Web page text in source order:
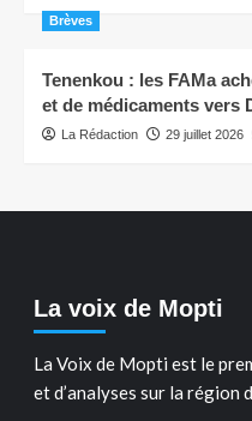
Brèves
Tenenkou : les FAMa
et de médicaments vers
La Rédaction 29 juillet 2026
La voix de Mopti
La Voix de Mopti est le
et d’analyses sur la région